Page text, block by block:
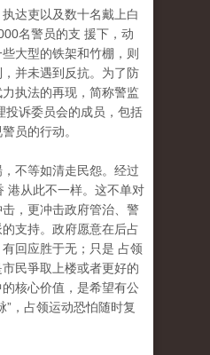
达吏以及数十名戴上白
名警员的支 援下，动
大型的铁架和竹棚，则
并未遇到反抗。为了防
执法的再现，简称警监
投诉委员会的成员，包括
员的行动。
不等如清走民怨。经过
港从此不一样。这不单对
，更冲击政府管治、警
支持。政府愿意在后占
回应胜于无；只是 占领
民爭取上楼或者更好的
核心价值，是希望有公
”，占领运动恐怕随时复